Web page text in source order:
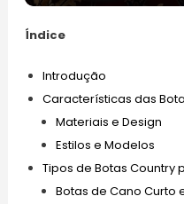
Índice
Introdução
Características das
Materiais e Design
Estilos e Modelos
Tipos de Botas Country
Botas de Cano Curto